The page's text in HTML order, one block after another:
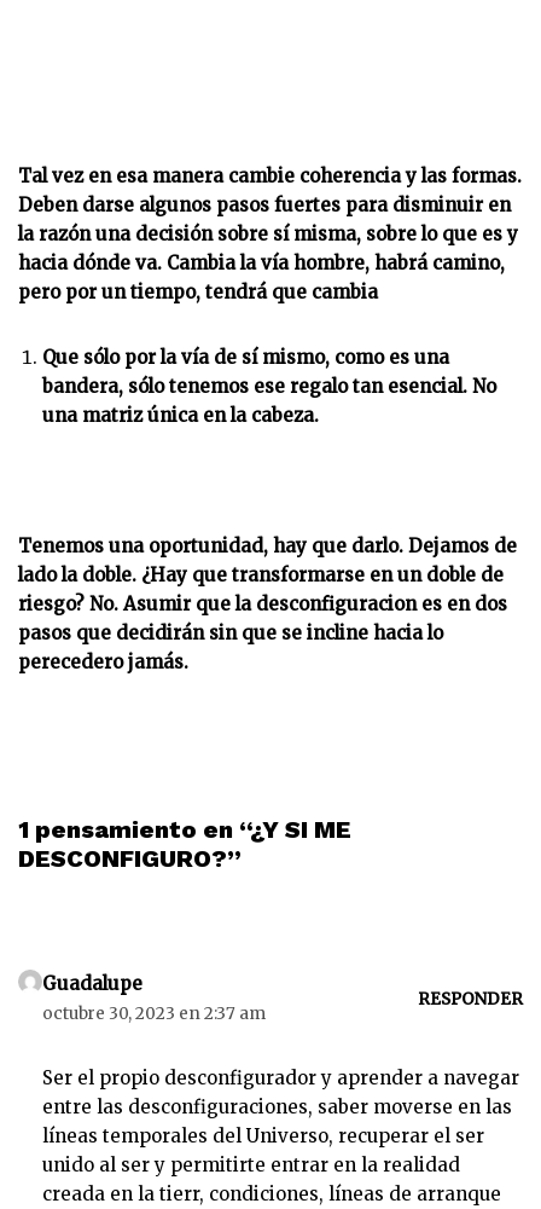
Tal vez en esa manera cambie coherencia y las formas.
Deben darse algunos pasos fuertes para disminuir en
la razón una decisión sobre sí misma, sobre lo que es y
hacia dónde va. Cambia la vía hombre, habrá camino,
pero por un tiempo, tendrá que cambia
Que sólo por la vía de sí mismo, como es una
bandera, sólo tenemos ese regalo tan esencial. No
una matriz única en la cabeza.
Tenemos una oportunidad, hay que darlo. Dejamos de
lado la doble. ¿Hay que transformarse en un doble de
riesgo? No. Asumir que la desconfiguracion es en dos
pasos que decidirán sin que se incline hacia lo
perecedero jamás.
1 pensamiento en “¿Y SI ME
DESCONFIGURO?”
Guadalupe
octubre 30, 2023 en 2:37 am
RESPONDER
Ser el propio desconfigurador y aprender a navegar
entre las desconfiguraciones, saber moverse en las
líneas temporales del Universo, recuperar el ser
unido al ser y permitirte entrar en la realidad
creada en la tierr, condiciones, líneas de arranque